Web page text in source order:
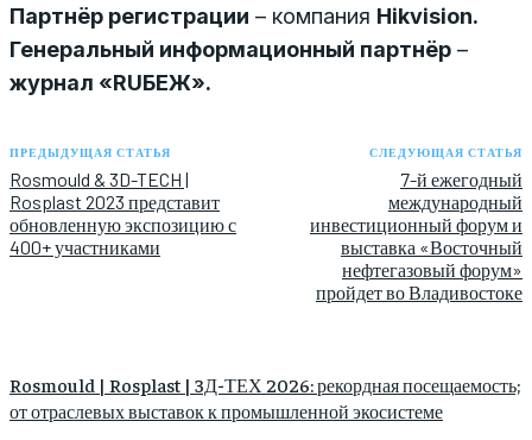
Партнёр регистрации – компания Hikvision.
Генеральный информационный партнёр –
журнал «RUБЕЖ».
ПРЕДЫДУЩАЯ СТАТЬЯ
Rosmould & 3D-TECH |
Rosplast 2023 представит
обновленную экспозицию с
400+ участниками
СЛЕДУЮЩАЯ СТАТЬЯ
7-й ежегодный
международный
инвестиционный форум и
выставка «Восточный
нефтегазовый форум»
пройдет во Владивостоке
Rosmould | Rosplast | 3Д-ТЕХ 2026: рекордная посещаемость;
от отраслевых выставок к промышленной экосистеме